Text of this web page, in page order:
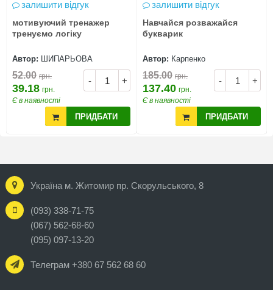
залишити відгук
мотивуючий тренажер
тренуємо логіку
Автор: ШИПАРЬОВА
- +
52.00 грн.
39.18 грн.
Є в наявності
ПРИДБАТИ
залишити відгук
Навчайся розважайся
букварик
Автор: Карпенко
- +
185.00 грн.
137.40 грн.
Є в наявності
ПРИДБАТИ
Україна м. Житомир пр. Скорульського, 8
(093) 338-71-75
(067) 562-68-60
(095) 097-13-20
Телеграм +380 67 562 68 60